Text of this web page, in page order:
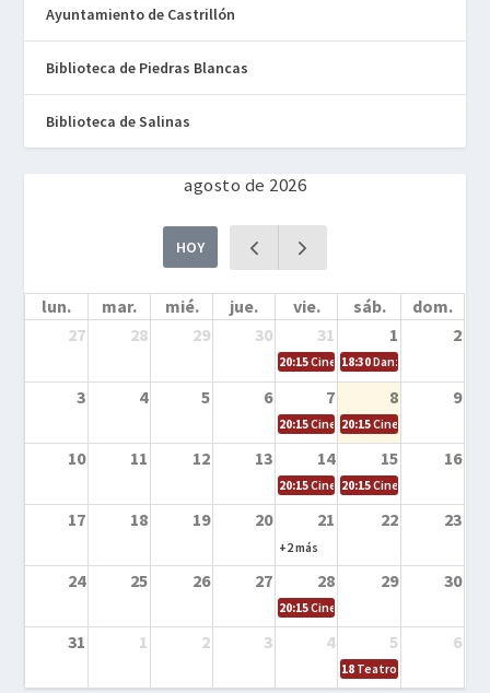
Ayuntamiento de Castrillón
Biblioteca de Piedras Blancas
Biblioteca de Salinas
agosto de 2026
HOY
lun. mar. mié. jue. vie. sáb.
dom.
27
28 29 30 31 1 2
20:15Cine en la calle – Cómo
18:30Danza – Cita en el
3 4 5 6 7 8 9
20:15Cine en la calle – El niño y la
20:15Cine en la calle –
10 11 12 13 14 15 16
20:15Cine en la calle – Tortugas
20:15Cine en la calle –
17 18 19 20 21 22 23
+2 más
24 25 26 27 28 29 30
20:15Cine en el calle – Tintín y el
31 1 2 3 4 5 6
18 Teatro – Tres